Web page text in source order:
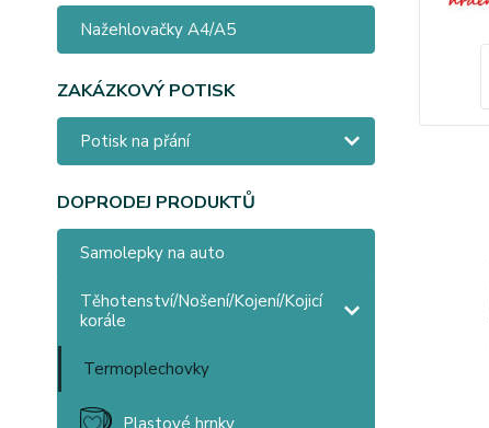
Nažehlovačky A4/A5
ZAKÁZKOVÝ POTISK
Potisk na přání
DOPRODEJ PRODUKTŮ
Samolepky na auto
Těhotenství/Nošení/Kojení/Kojicí
korále
Termoplechovky